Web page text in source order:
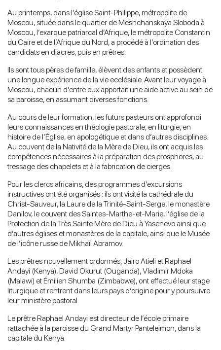
Au printemps, dans l’église Saint-Philippe, métropolite de
Moscou, située dans le quartier de Meshchanskaya Sloboda à
Moscou, l’exarque patriarcal d’Afrique, le métropolite Constantin
du Caire et de l’Afrique du Nord, a procédé à l’ordination des
candidats en diacres, puis en prêtres.
Ils sont tous pères de famille, élèvent des enfants et possèdent
une longue expérience de la vie ecclésiale. Avant leur voyage à
Moscou, chacun d’entre eux apportait une aide active au sein de
sa paroisse, en assumant diverses fonctions.
Au cours de leur formation, les futurs pasteurs ont approfondi
leurs connaissances en théologie pastorale, en liturgie, en
histoire de l’Église, en apologétique et dans d’autres disciplines.
Au couvent de la Nativité de la Mère de Dieu, ils ont acquis les
compétences nécessaires à la préparation des prosphores, au
tressage des chapelets et à la fabrication de cierges.
Pour les clercs africains, des programmes d’excursions
instructives ont été organisés : ils ont visité la cathédrale du
Christ-Sauveur, la Laure de la Trinité-Saint-Serge, le monastère
Danilov, le couvent des Saintes-Marthe-et-Marie, l’église de la
Protection de la Très Sainte Mère de Dieu à Yasenevo ainsi que
d’autres églises et monastères de la capitale, ainsi que le Musée
de l’icône russe de Mikhaïl Abramov.
Les prêtres nouvellement ordonnés, Jairo Atieli et Raphael
Andayi (Kenya), David Okurut (Ouganda), Vladimir Mdoka
(Malawi) et Émilien Shumba (Zimbabwe), ont effectué leur stage
liturgique et rentrent dans leurs pays d’origine pour y poursuivre
leur ministère pastoral.
Le prêtre Raphael Andayi est directeur de l’école primaire
rattachée à la paroisse du Grand Martyr Panteleimon, dans la
capitale du Kenya.